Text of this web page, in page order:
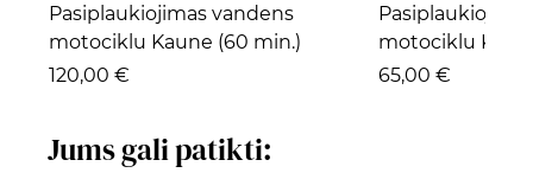
Pasiplaukiojimas vandens
motociklu Kaune (60 min.)
Kaina
120,00 €
motociklu
Kaina
65,00 €
Jums gali patikti: